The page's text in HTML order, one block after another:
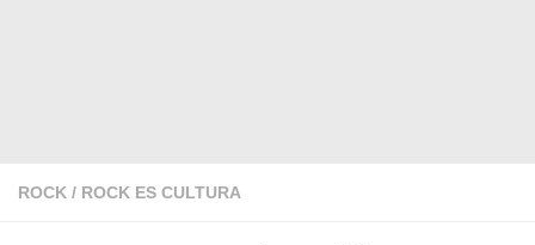
ROCK / ROCK ES CULTURA